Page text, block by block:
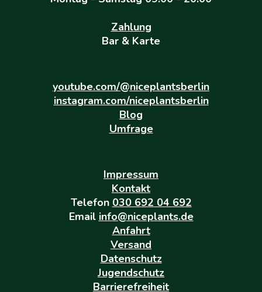
Zahlung
Bar & Karte
youtube.com/@niceplantsberlin
instagram.com/niceplantsberlin
Blog
Umfrage
Impressum
Kontakt
Telefon 030 692 04 692
Email info@niceplants.de
Anfahrt
Versand
Datenschutz
Jugendschutz
Barrierefreiheit